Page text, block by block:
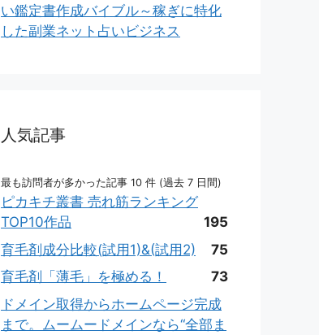
い鑑定書作成バイブル～稼ぎに特化
した副業ネット占いビジネス
人気記事
最も訪問者が多かった記事 10 件 (過去 7 日間)
ピカキチ叢書 売れ筋ランキング
TOP10作品
195
育毛剤成分比較(試用1)&(試用2)
75
育毛剤「薄毛」を極める！
73
ドメイン取得からホームページ完成
まで。ムームードメインなら“全部ま